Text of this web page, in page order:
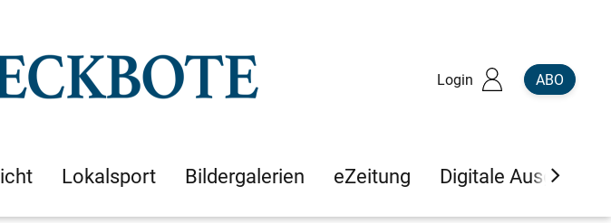
Login ABO
Lokalsport Bildergalerien eZeitung Digitale Ausgaben